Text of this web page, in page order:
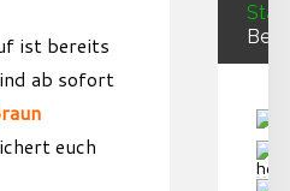
ist bereits
ab sofort
euch